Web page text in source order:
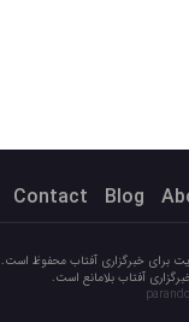
Blog
Contact
برای خبرگزاری آفتاب محفوظ است.
آفتاب بلامانع است.